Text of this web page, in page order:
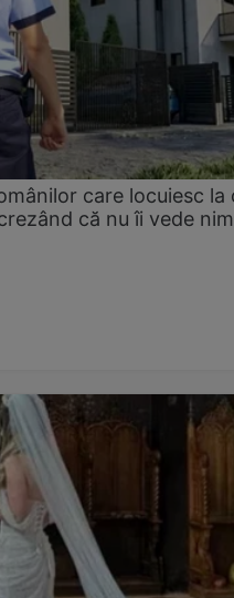
care locuiesc la
că nu îi vede